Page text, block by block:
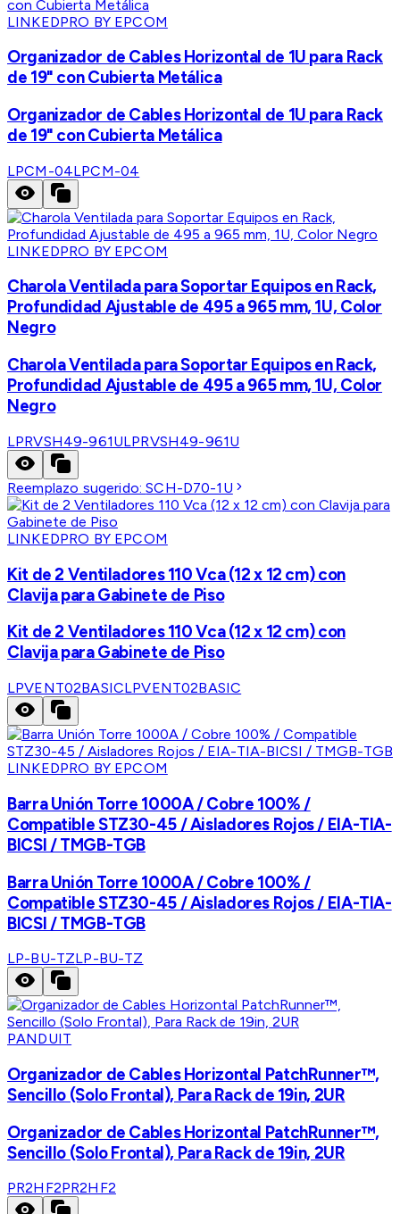
LINKEDPRO BY EPCOM
Organizador de Cables Horizontal de 1U para Rack
de 19" con Cubierta Metálica
Organizador de Cables Horizontal de 1U para Rack
de 19" con Cubierta Metálica
LPCM-04LPCM-04
LINKEDPRO BY EPCOM
Charola Ventilada para Soportar Equipos en Rack,
Profundidad Ajustable de 495 a 965 mm, 1U, Color
Negro
Charola Ventilada para Soportar Equipos en Rack,
Profundidad Ajustable de 495 a 965 mm, 1U, Color
Negro
LPRVSH49-961ULPRVSH49-961U
Reemplazo sugerido:SCH-D70-1U
LINKEDPRO BY EPCOM
Kit de 2 Ventiladores 110 Vca (12 x 12 cm) con
Clavija para Gabinete de Piso
Kit de 2 Ventiladores 110 Vca (12 x 12 cm) con
Clavija para Gabinete de Piso
LPVENT02BASICLPVENT02BASIC
LINKEDPRO BY EPCOM
Barra Unión Torre 1000A / Cobre 100% /
Compatible STZ30-45 / Aisladores Rojos / EIA-TIA-
BICSI / TMGB-TGB
Barra Unión Torre 1000A / Cobre 100% /
Compatible STZ30-45 / Aisladores Rojos / EIA-TIA-
BICSI / TMGB-TGB
LP-BU-TZLP-BU-TZ
PANDUIT
Organizador de Cables Horizontal PatchRunner™,
Sencillo (Solo Frontal), Para Rack de 19in, 2UR
Organizador de Cables Horizontal PatchRunner™,
Sencillo (Solo Frontal), Para Rack de 19in, 2UR
PR2HF2PR2HF2